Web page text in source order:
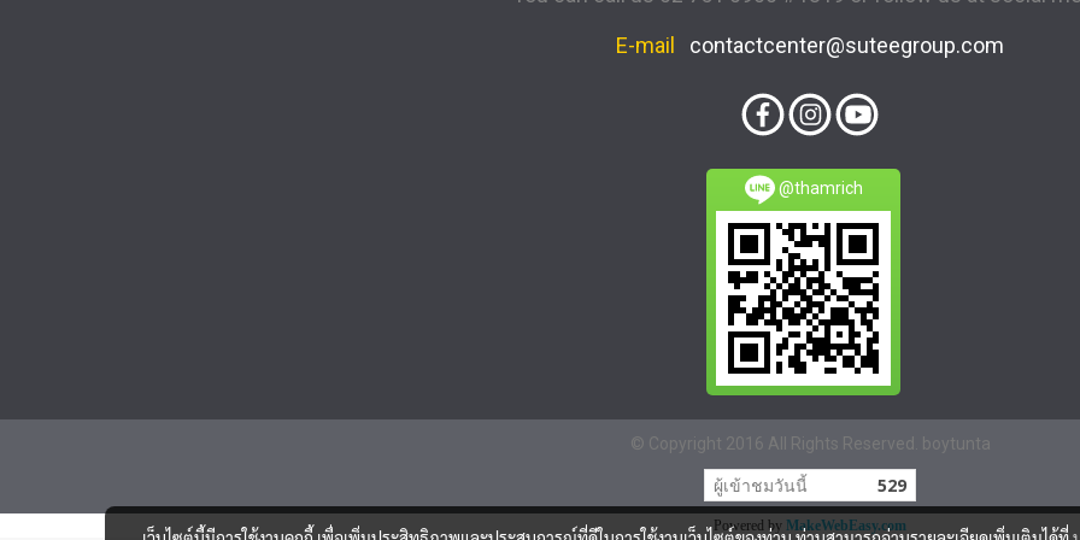
E-mail contactcenter@suteegroup.com
@thamrich
© Copyright 2016 All Rights Reserved. boytunta
ผู้เข้าชมวันนี้ 529
Powered by MakeWebEasy.com